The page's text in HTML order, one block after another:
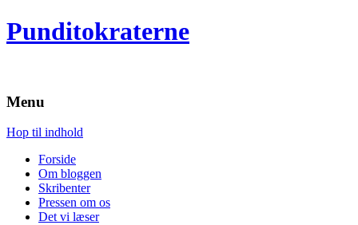
Punditokraterne
Menu
Hop til indhold
Forside
Om bloggen
Skribenter
Pressen om os
Det vi læser